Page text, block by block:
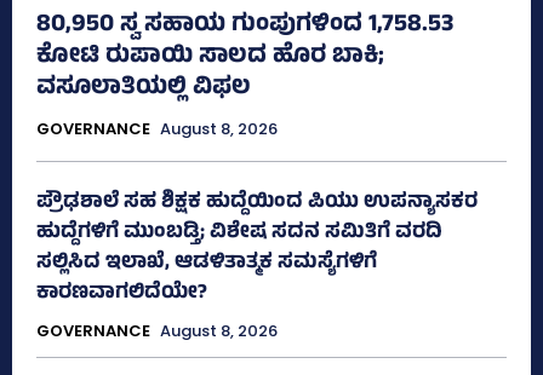
80,950 ಸ್ವ ಸಹಾಯ ಗುಂಪುಗಳಿಂದ 1,758.53
ಕೋಟಿ ರುಪಾಯಿ ಸಾಲದ ಹೊರ ಬಾಕಿ;
ವಸೂಲಾತಿಯಲ್ಲಿ ವಿಫಲ
GOVERNANCE August 8, 2026
ಪ್ರೌಢಶಾಲೆ ಸಹ ಶಿಕ್ಷಕ ಹುದ್ದೆಯಿಂದ ಪಿಯು ಉಪನ್ಯಾಸಕರ
ಹುದ್ದೆಗಳಿಗೆ ಮುಂಬಡ್ತಿ; ವಿಶೇಷ ಸದನ ಸಮಿತಿಗೆ ವರದಿ
ಸಲ್ಲಿಸಿದ ಇಲಾಖೆ, ಆಡಳಿತಾತ್ಮಕ ಸಮಸ್ಯೆಗಳಿಗೆ
ಕಾರಣವಾಗಲಿದೆಯೇ?
GOVERNANCE August 8, 2026